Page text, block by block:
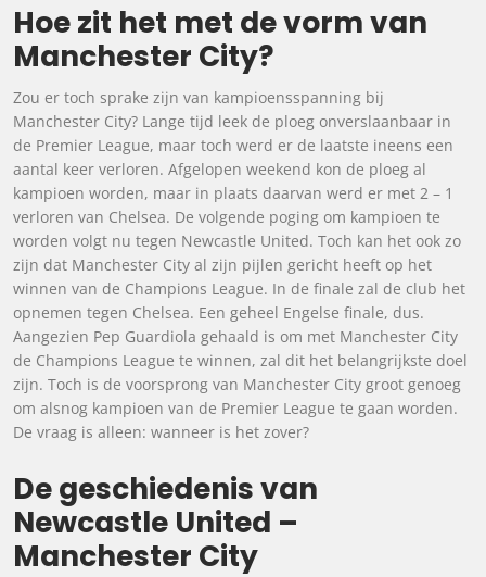
Hoe zit het met de vorm van
Manchester City?
Zou er toch sprake zijn van kampioensspanning bij
Manchester City? Lange tijd leek de ploeg onverslaanbaar in
de Premier League, maar toch werd er de laatste ineens een
aantal keer verloren. Afgelopen weekend kon de ploeg al
kampioen worden, maar in plaats daarvan werd er met 2 – 1
verloren van Chelsea. De volgende poging om kampioen te
worden volgt nu tegen Newcastle United. Toch kan het ook zo
zijn dat Manchester City al zijn pijlen gericht heeft op het
winnen van de Champions League. In de finale zal de club het
opnemen tegen Chelsea. Een geheel Engelse finale, dus.
Aangezien Pep Guardiola gehaald is om met Manchester City
de Champions League te winnen, zal dit het belangrijkste doel
zijn. Toch is de voorsprong van Manchester City groot genoeg
om alsnog kampioen van de Premier League te gaan worden.
De vraag is alleen: wanneer is het zover?
De geschiedenis van
Newcastle United –
Manchester City